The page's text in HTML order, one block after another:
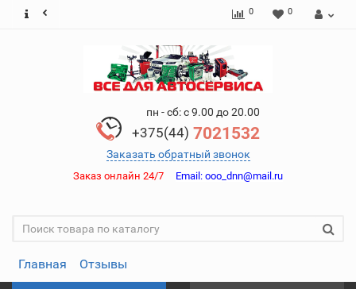
0 0
пн - сб: с 9.00 до 20.00
+375(44) 7021532
Заказать обратный звонок
Заказ онлайн 24/7 Email: ooo_dnn@mail.ru
Главная Отзывы